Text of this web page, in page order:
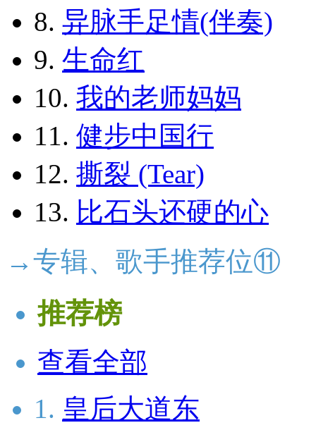
8. 异脉手足情(伴奏)
9. 生命红
10. 我的老师妈妈
11. 健步中国行
12. 撕裂 (Tear)
13. 比石头还硬的心
→专辑、歌手推荐位⑪
推荐榜
查看全部
1. 皇后大道东